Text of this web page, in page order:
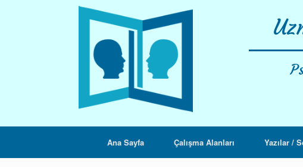
Ana Sayfa Çalışma Alanları Yazılar /